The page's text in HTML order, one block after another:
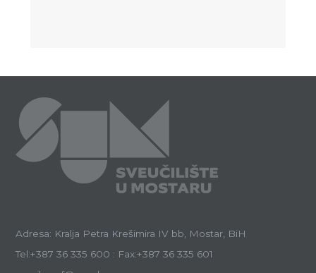
Adresa: Kralja Petra Krešimira IV bb, Mostar, BiH
Tel:+387 36 335 600 : Fax:+387 36 335 601